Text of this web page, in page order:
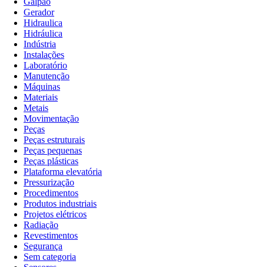
Gerador
Hidraulica
Hidráulica
Indústria
Instalações
Laboratório
Manutenção
Máquinas
Materiais
Metais
Movimentação
Peças
Peças estruturais
Peças pequenas
Peças plásticas
Plataforma elevatória
Pressurização
Procedimentos
Produtos industriais
Projetos elétricos
Radiação
Revestimentos
Segurança
Sem categoria